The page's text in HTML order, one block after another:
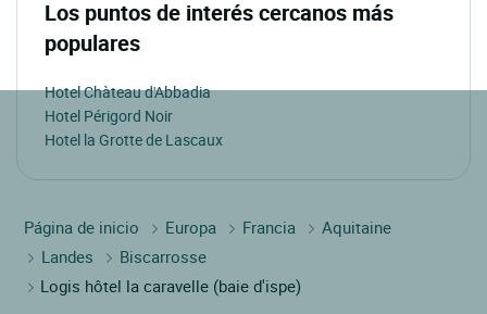
Los puntos de interés cercanos más
populares
Hotel Chàteau d'Abbadia
Hotel Périgord Noir
Hotel la Grotte de Lascaux
Página de inicio Europa Francia
Aquitaine
Landes
Biscarrosse
Logis hôtel la caravelle (baie d'ispe)